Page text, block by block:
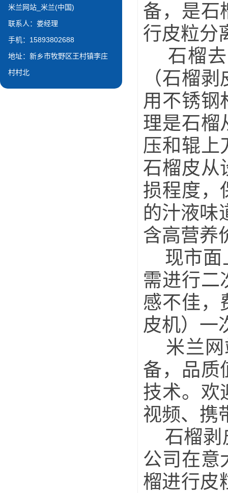
备，是石
行皮粒分
石榴去
（石榴
用不锈钢
理是石榴
压和辊上
石榴皮从
损程度，
的汁液味
含高营养
现市面
需进行二
感不佳，
皮机）一
米兰网
备，品质
技术。欢
视频、携
石榴剥
公司在意
榴进行皮
米兰网站_米兰(中国)
联系人：娄经理
手机：15893802688
地址：新乡市牧野区王村镇李庄
村村北